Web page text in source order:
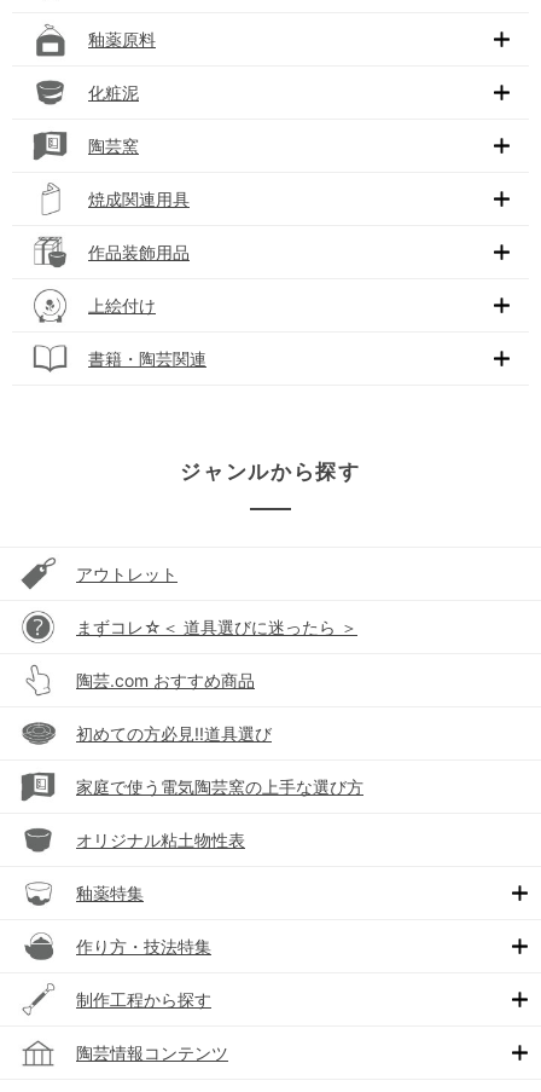
釉薬原料
化粧泥
陶芸窯
焼成関連用具
作品装飾用品
上絵付け
書籍・陶芸関連
ジャンルから探す
アウトレット
まずコレ☆＜ 道具選びに迷ったら ＞
陶芸.com おすすめ商品
初めての方必見!!道具選び
家庭で使う電気陶芸窯の上手な選び方
オリジナル粘土物性表
釉薬特集
作り方・技法特集
制作工程から探す
陶芸情報コンテンツ